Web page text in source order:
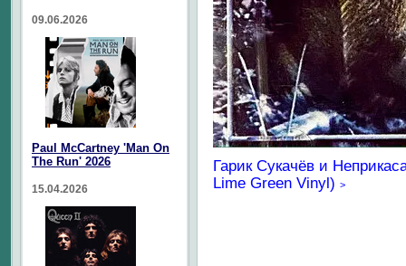
Гарик Сукачёв и
Lime Green Vinyl) >
09.06.2026
Paul McCartney 'Man On
The Run' 2026
15.04.2026